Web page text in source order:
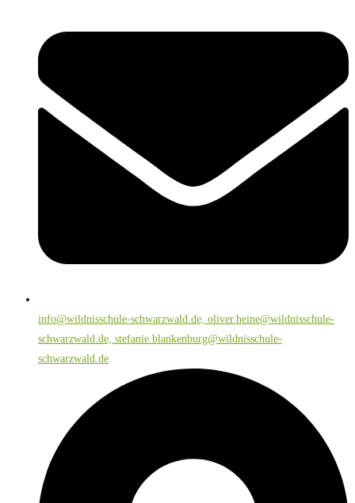
info@wildnisschule-schwarzwald.de, oliver.heine@wildnisschule-
schwarzwald.de, stefanie.blankenburg@wildnisschule-
schwarzwald.de